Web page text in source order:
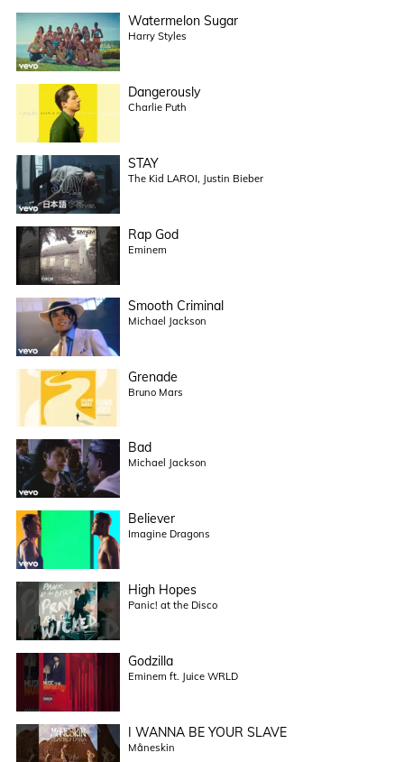
Watermelon Sugar
Harry Styles
Dangerously
Charlie Puth
STAY
The Kid LAROI, Justin Bieber
Rap God
Eminem
Smooth Criminal
Michael Jackson
Grenade
Bruno Mars
Bad
Michael Jackson
Believer
Imagine Dragons
High Hopes
Panic! at the Disco
Godzilla
Eminem ft. Juice WRLD
I WANNA BE YOUR SLAVE
Måneskin